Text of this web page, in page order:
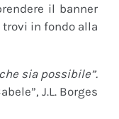
il banner
in fondo alla
sia possibile”.
J.L. Borges